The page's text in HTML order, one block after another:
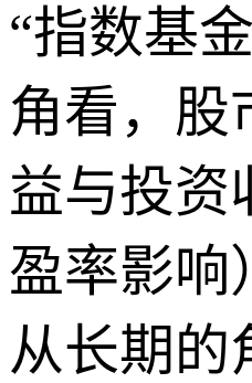
“指数基
角看，股
益与投资
盈率影响
从长期的